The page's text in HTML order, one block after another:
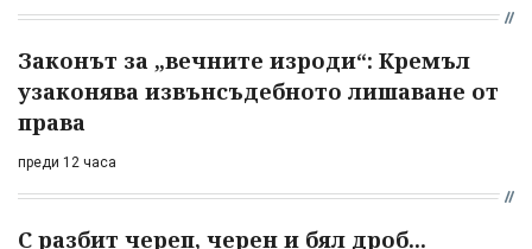
Законът за „вечните изроди“: Кремъл
узаконява извънсъдебното лишаване от
права
преди 12 часа
С разбит череп, черен и бял дроб...